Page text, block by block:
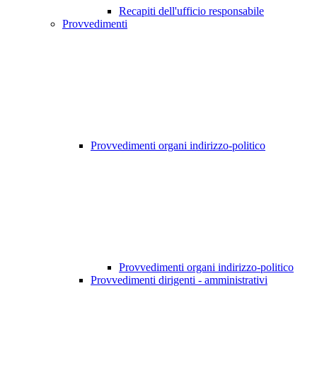
Recapiti dell'ufficio responsabile
Provvedimenti
Provvedimenti organi indirizzo-politico
Provvedimenti organi indirizzo-politico
Provvedimenti dirigenti - amministrativi